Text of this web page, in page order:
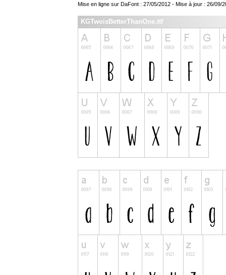
Mise en ligne sur DaFont : 27/05/2012 - Mise à jour : 26/09/
KGTwoisBetterThanOne.ttf